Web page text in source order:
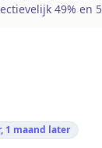
49% en
1 maand later